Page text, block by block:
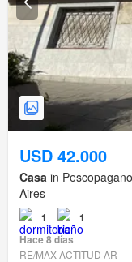
USD 42.000
Casa in
Aires
1
1
Hace 8 días
RE/MAX ACTITUD AR